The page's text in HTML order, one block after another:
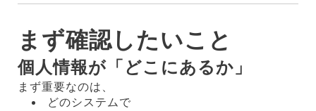
まず確認したいこと
個人情報が「どこにあるか」
まず重要なのは、
どのシステムで